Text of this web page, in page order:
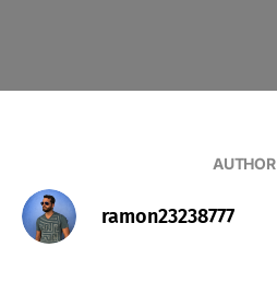
AUTHOR
ramon23238777